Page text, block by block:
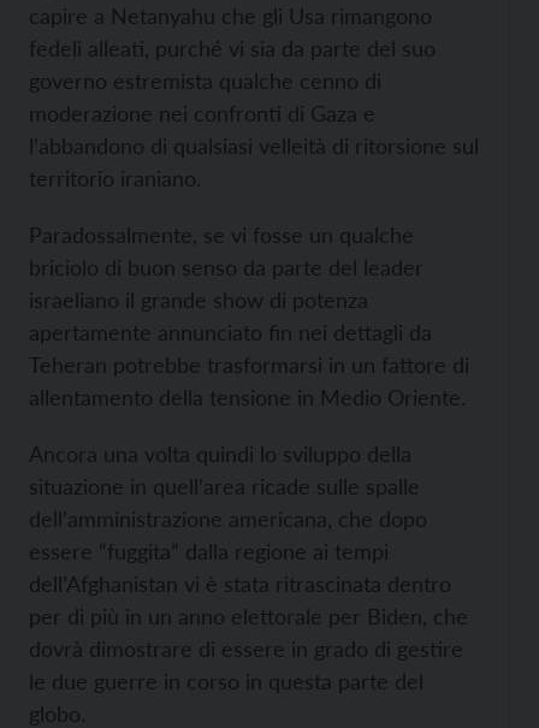
capire a Netanyahu che gli Usa rimangono
fedeli alleati, purché vi sia da parte del suo
governo estremista qualche cenno di
moderazione nei confronti di Gaza e
l’abbandono di qualsiasi velleità di ritorsione sul
territorio iraniano.
Paradossalmente, se vi fosse un qualche
briciolo di buon senso da parte del leader
israeliano il grande show di potenza
apertamente annunciato fin nei dettagli da
Teheran potrebbe trasformarsi in un fattore di
allentamento della tensione in Medio Oriente.
Ancora una volta quindi lo sviluppo della
situazione in quell’area ricade sulle spalle
dell’amministrazione americana, che dopo
essere “fuggita” dalla regione ai tempi
dell’Afghanistan vi è stata ritrascinata dentro
per di più in un anno elettorale per Biden, che
dovrà dimostrare di essere in grado di gestire
le due guerre in corso in questa parte del
globo.